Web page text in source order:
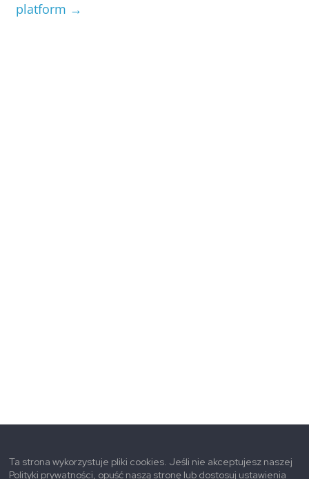
platform →
Ta strona wykorzystuje pliki cookies. Jeśli nie akceptujesz naszej
Polityki prywatności, opuść naszą stronę lub dostosuj ustawienia